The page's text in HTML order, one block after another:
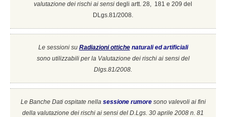
valutazione dei rischi ai sensi degli artt. 28, 181 e 209 del
DLgs.81/2008.
Le sessioni su Radiazioni ottiche naturali ed artificiali
sono utilizzabili per la Valutazione dei rischi ai sensi del
Dlgs.81/2008.
Le Banche Dati ospitate nella sessione rumore sono valevoli ai fini
della valutazione dei rischi ai sensi del D.Lgs. 30 aprile 2008 n. 81